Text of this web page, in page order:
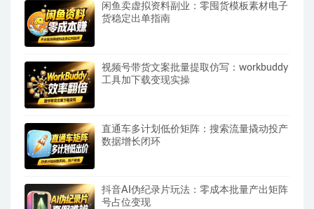
闲鱼卖虚拟资料副业：零囤货模板素材电子
货稳定出单指南
视频号带货文案批量提取仿写：workbuddy
工具加下载变现实操
直通车多计划低价矩阵：搜索流量撬动投产
数据增长闭环
抖音AI伪纪录片玩法：零成本批量产出矩阵
号占位变现